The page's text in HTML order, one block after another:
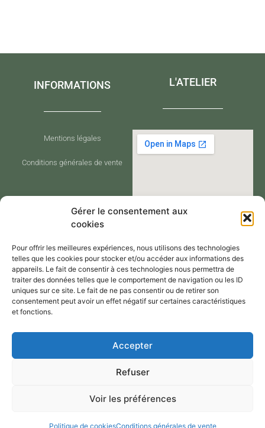
Gérer le consentement aux
cookies
Pour offrir les meilleures expériences, nous utilisons des technologies
telles que les cookies pour stocker et/ou accéder aux informations des
appareils. Le fait de consentir à ces technologies nous permettra de
traiter des données telles que le comportement de navigation ou les ID
uniques sur ce site. Le fait de ne pas consentir ou de retirer son
consentement peut avoir un effet négatif sur certaines caractéristiques
et fonctions.
Accepter
Refuser
Voir les préférences
Politique de cookiesConditions générales de vente
INFORMATIONS
Mentions légales
Conditions générales de vente
L'ATELIER
CONTACT
Par mail : atelier@annejerome.fr